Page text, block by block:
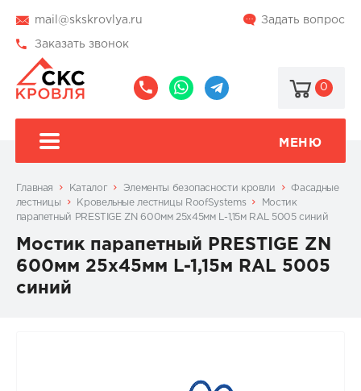
mail@skskrovlya.ru Задать вопрос
Заказать звонок
0
МЕНЮ
Главная Каталог Элементы безопасности кровли
Фасадные
лестницы
Кровельные лестницы RoofSystems
Мостик
парапетный PRESTIGE ZN 600мм 25х45мм L-1,15м RAL 5005 синий
Мостик парапетный PRESTIGE ZN
600мм 25х45мм L-1,15м RAL 5005
синий